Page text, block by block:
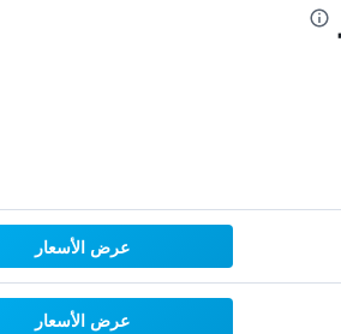
عرض الأسعار
عرض الأسعار